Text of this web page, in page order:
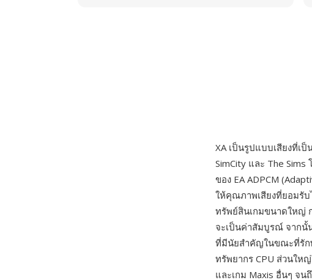
XA เป็นรูปแบบเสียงที่เ
SimCity และ The
ของ EA ADPCM
ให้คุณภาพเสียงที่ยอมรับ
ทรัพย์สินเกมขนาดใหญ่
จะเป็นค่าสัมบูรณ์ จากนั้
ที่มีนัยสำคัญในขณะที่รัก
ทรัพยากร CPU ส่วนให
และเกม Maxis อื่นๆ จน